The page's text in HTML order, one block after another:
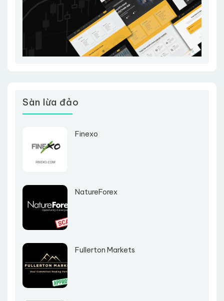
Sàn lừa đảo
Finexo
NatureForex
Fullerton Markets